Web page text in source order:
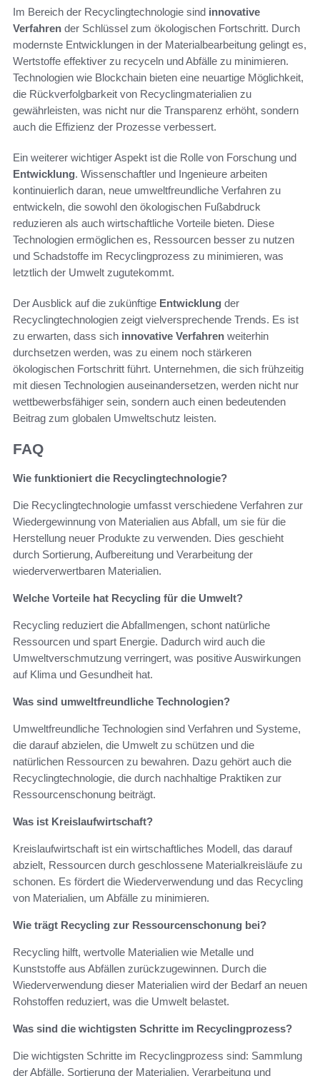
Im Bereich der Recyclingtechnologie sind innovative
Verfahren der Schlüssel zum ökologischen Fortschritt. Durch
modernste Entwicklungen in der Materialbearbeitung gelingt es,
Wertstoffe effektiver zu recyceln und Abfälle zu minimieren.
Technologien wie Blockchain bieten eine neuartige Möglichkeit,
die Rückverfolgbarkeit von Recyclingmaterialien zu
gewährleisten, was nicht nur die Transparenz erhöht, sondern
auch die Effizienz der Prozesse verbessert.
Ein weiterer wichtiger Aspekt ist die Rolle von Forschung und
Entwicklung. Wissenschaftler und Ingenieure arbeiten
kontinuierlich daran, neue umweltfreundliche Verfahren zu
entwickeln, die sowohl den ökologischen Fußabdruck
reduzieren als auch wirtschaftliche Vorteile bieten. Diese
Technologien ermöglichen es, Ressourcen besser zu nutzen
und Schadstoffe im Recyclingprozess zu minimieren, was
letztlich der Umwelt zugutekommt.
Der Ausblick auf die zukünftige Entwicklung der
Recyclingtechnologien zeigt vielversprechende Trends. Es ist
zu erwarten, dass sich innovative Verfahren weiterhin
durchsetzen werden, was zu einem noch stärkeren
ökologischen Fortschritt führt. Unternehmen, die sich frühzeitig
mit diesen Technologien auseinandersetzen, werden nicht nur
wettbewerbsfähiger sein, sondern auch einen bedeutenden
Beitrag zum globalen Umweltschutz leisten.
FAQ
Wie funktioniert die Recyclingtechnologie?
Die Recyclingtechnologie umfasst verschiedene Verfahren zur
Wiedergewinnung von Materialien aus Abfall, um sie für die
Herstellung neuer Produkte zu verwenden. Dies geschieht
durch Sortierung, Aufbereitung und Verarbeitung der
wiederverwertbaren Materialien.
Welche Vorteile hat Recycling für die Umwelt?
Recycling reduziert die Abfallmengen, schont natürliche
Ressourcen und spart Energie. Dadurch wird auch die
Umweltverschmutzung verringert, was positive Auswirkungen
auf Klima und Gesundheit hat.
Was sind umweltfreundliche Technologien?
Umweltfreundliche Technologien sind Verfahren und Systeme,
die darauf abzielen, die Umwelt zu schützen und die
natürlichen Ressourcen zu bewahren. Dazu gehört auch die
Recyclingtechnologie, die durch nachhaltige Praktiken zur
Ressourcenschonung beiträgt.
Was ist Kreislaufwirtschaft?
Kreislaufwirtschaft ist ein wirtschaftliches Modell, das darauf
abzielt, Ressourcen durch geschlossene Materialkreisläufe zu
schonen. Es fördert die Wiederverwendung und das Recycling
von Materialien, um Abfälle zu minimieren.
Wie trägt Recycling zur Ressourcenschonung bei?
Recycling hilft, wertvolle Materialien wie Metalle und
Kunststoffe aus Abfällen zurückzugewinnen. Durch die
Wiederverwendung dieser Materialien wird der Bedarf an neuen
Rohstoffen reduziert, was die Umwelt belastet.
Was sind die wichtigsten Schritte im Recyclingprozess?
Die wichtigsten Schritte im Recyclingprozess sind: Sammlung
der Abfälle, Sortierung der Materialien, Verarbeitung und